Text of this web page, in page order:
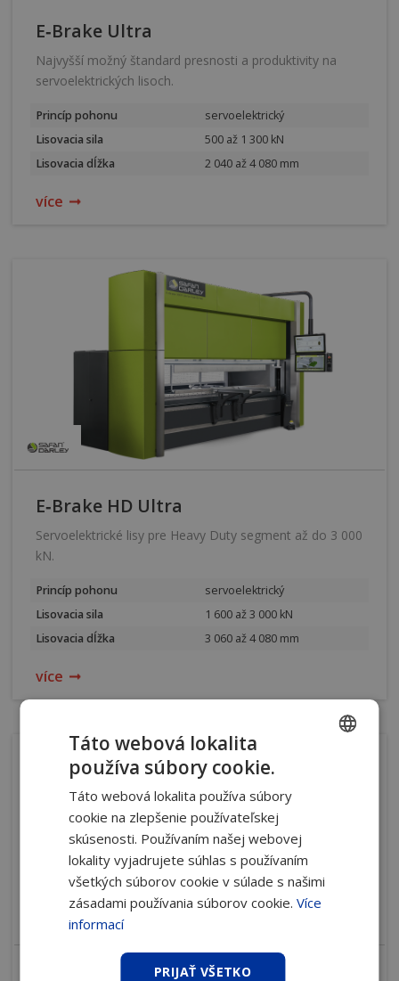
E‑Brake Ultra
Najvyšší možný štandard presnosti a produktivity na
servoelektrických lisoch.
Princíp pohonu
servoelektrický
Lisovacia sila
500 až 1 300 kN
Lisovacia dĺžka
2 040 až 4 080 mm
více
E‑Brake HD Ultra
Servoelektrické lisy pre Heavy Duty segment až do 3 000
kN.
Princíp pohonu
servoelektrický
Lisovacia sila
1 600 až 3 000 kN
Lisovacia dĺžka
3 060 až 4 080 mm
více
Táto webová lokalita
používa súbory cookie.
Táto webová lokalita používa súbory
cookie na zlepšenie používateľskej
skúsenosti. Používaním našej webovej
lokality vyjadrujete súhlas s používaním
všetkých súborov cookie v súlade s našimi
zásadami používania súborov cookie. Více
informací
PRIJAŤ VŠETKO